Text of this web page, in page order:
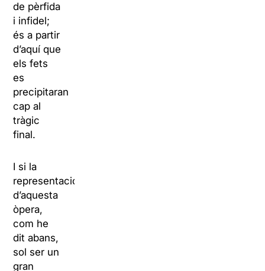
de pèrfida
i infidel;
és a partir
d’aquí que
els fets
es
precipitaran
cap al
tràgic
final.
I si la
representació
d’aquesta
òpera,
com he
dit abans,
sol ser un
gran